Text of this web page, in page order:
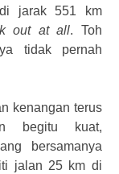
jarak 551 km
out at all. Toh
tidak pernah
kenangan terus
begitu kuat,
bersamanya
jalan 25 km di